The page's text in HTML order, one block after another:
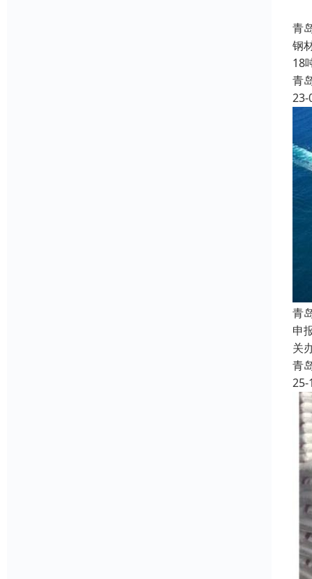
青
钢
18
青
23-
青
申
关
青
25-